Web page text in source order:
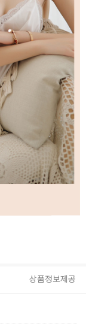
상품정보제공